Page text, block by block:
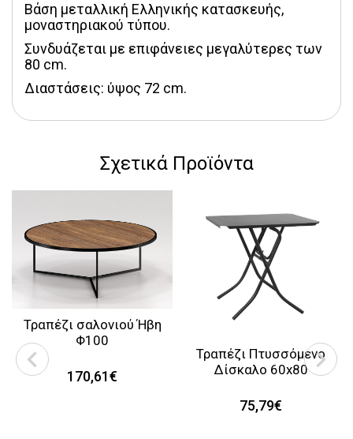
Βάση μεταλλική Ελληνικής κατασκευής,
μοναστηριακού τύπου.
Συνδυάζεται με επιφάνειες μεγαλύτερες των
80 cm.
Διαστάσεις: ύψος 72 cm.
Σχετικά Προϊόντα
Τραπέζι σαλονιού Ήβη
Φ100
170,61€
Τραπέζι Πτυσσόμενο
Δίσκαλο 60x80
75,79€